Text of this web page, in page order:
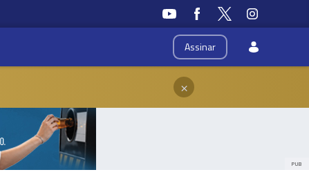
Assinar
×
PUB